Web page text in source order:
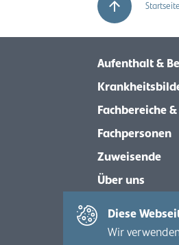
Diese
Wir
Startseite
Aufenthalt &
Fachbereiche
Fachpersonen
Zuweisende
Über uns